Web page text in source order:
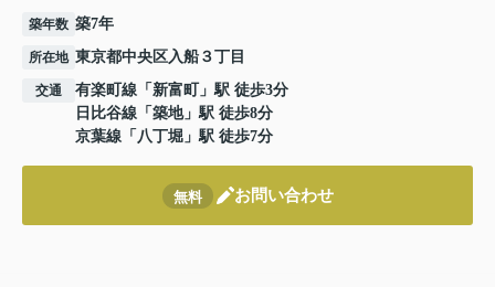
築年数 築7年
所在地 東京都中央区入船３丁目
交通 有楽町線 「 新富町
」駅 徒歩3分
日比谷線 「 築地」駅 徒歩8分
京葉線 「 八丁堀 」駅 徒歩7分
無料 お問い合わせ